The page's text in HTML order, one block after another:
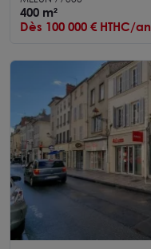
400 m²
Dès 100 000 € HTHC/an